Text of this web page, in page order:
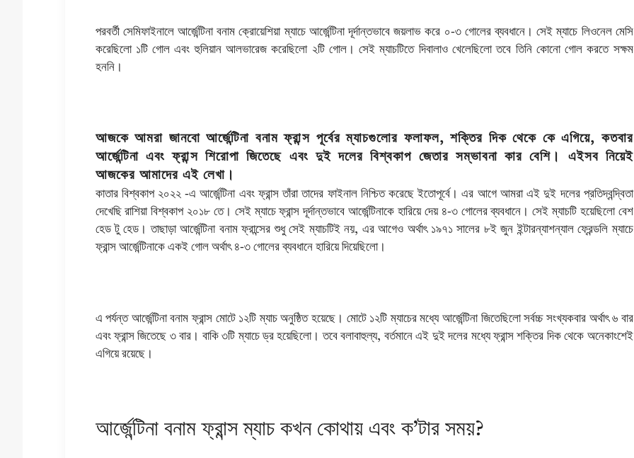
পরবর্তী সেমিফাইনালে আর্জেন্টিনা বনাম ক্রোয়েশিয়া ম্যাচে আর্জেন্টিনা দূর্দান্তভাবে জয়লাভ করে ০-৩ গোলের ব্যবধানে। সেই ম্যাচে লিওনেল মেসি
করেছিলো ১টি গোল এবং হুলিয়ান আলভারেজ করেছিলো ২টি গোল। সেই ম্যাচটিতে দিবালাও খেলেছিলো তবে তিনি কোনো গোল করতে সক্ষম
হননি।
আজকে আমরা জানবো আর্জেন্টিনা বনাম ফ্রান্স পূর্বের ম্যাচগুলোর ফলাফল, শক্তির দিক থেকে কে এগিয়ে, কতবার
আর্জেন্টিনা এবং ফ্রান্স শিরোপা জিতেছে এবং দুই দলের বিশ্বকাপ জেতার সম্ভাবনা কার বেশি। এইসব নিয়েই
আজকের আমাদের এই লেখা।
কাতার বিশ্বকাপ ২০২২ -এ আর্জেন্টিনা এবং ফ্রান্স তাঁরা তাদের ফাইনাল নিশ্চিত করেছে ইতোপূর্বে। এর আগে আমরা এই দুই দলের প্রতিদ্বন্দ্বিতা
দেখেছি রাশিয়া বিশ্বকাপ ২০১৮ তে। সেই ম্যাচে ফ্রান্স দূর্দান্তভাবে আর্জেন্টিনাকে হারিয়ে দেয় ৪-৩ গোলের ব্যবধানে। সেই ম্যাচটি হয়েছিলো বেশ
হেড টু হেড। তাছাড়া আর্জেন্টিনা বনাম ফ্রান্সের শুধু সেই ম্যাচটিই নয়, এর আগেও অর্থাৎ ১৯৭১ সালের ৮ই জুন ইন্টারন্যাশন্যাল ফ্রেন্ডলি ম্যাচে
ফ্রান্স আর্জেন্টিনাকে একই গোল অর্থাৎ ৪-৩ গোলের ব্যবধানে হারিয়ে দিয়েছিলো।
এ পর্যন্ত আর্জেন্টিনা বনাম ফ্রান্স মোটে ১২টি ম্যাচ অনুষ্ঠিত হয়েছে। মোটে ১২টি ম্যাচের মধ্যে আর্জেন্টিনা জিতেছিলো সর্বচ্চ সংখ্যকবার অর্থাৎ ৬ বার
এবং ফ্রান্স জিতেছে ৩ বার। বাকি ৩টি ম্যাচে ড্র হয়েছিলো। তবে বলাবাহুল্য, বর্তমানে এই দুই দলের মধ্যে ফ্রান্স শক্তির দিক থেকে অনেকাংশেই
এগিয়ে রয়েছে।
আর্জেন্টিনা বনাম ফ্রান্স ম্যাচ কখন কোথায় এবং ক’টার সময়?